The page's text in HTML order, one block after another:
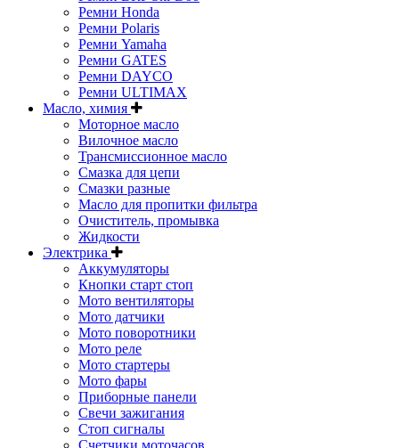
Ремни Honda
Ремни Polaris
Ремни Yamaha
Ремни GATES
Ремни DAYCO
Ремни ULTIMAX
Масло, химия
Моторное масло
Вилочное масло
Трансмиссионное масло
Смазка для цепи
Смазки разные
Масло для пропитки фильтра
Очиститель, промывка
Жидкости
Электрика
Аккумуляторы
Кнопки старт стоп
Мото вентиляторы
Мото датчики
Мото поворотники
Мото реле
Мото стартеры
Мото фары
Приборные панели
Свечи зажигания
Стоп сигналы